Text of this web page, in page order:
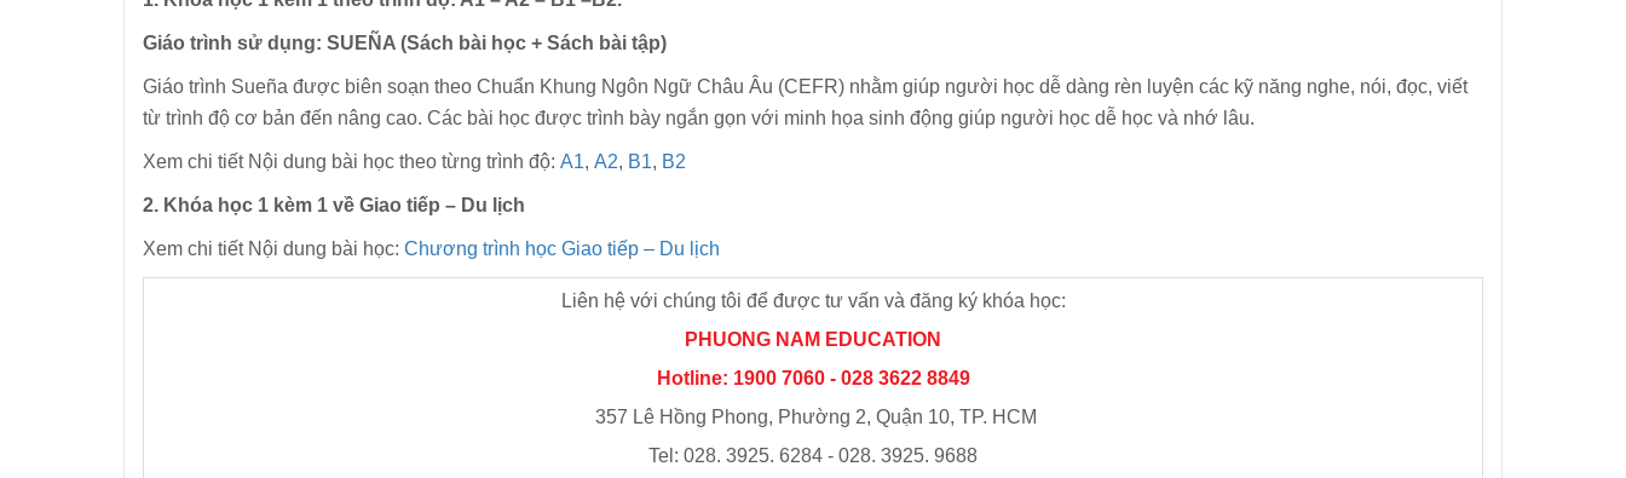
Giáo trình sử dụng: SUEÑA (Sách bài học + Sách bài tập)
Giáo trình Sueña được biên soạn theo Chuẩn Khung Ngôn Ngữ Châu Âu (CEFR) nhằm giúp người học dễ dàng rèn luyện các kỹ năng nghe, nói, đọc, viết
từ trình độ cơ bản đến nâng cao. Các bài học được trình bày ngắn gọn với minh họa sinh động giúp người học dễ học và nhớ lâu.
Xem chi tiết Nội dung bài học theo từng trình độ: A1, A2, B1, B2
2. Khóa học 1 kèm 1 về Giao tiếp – Du lịch
Xem chi tiết Nội dung bài học: Chương trình học Giao tiếp – Du lịch
Liên hệ với chúng tôi để được tư vấn và đăng ký khóa học:
PHUONG NAM EDUCATION
Hotline: 1900 7060 - 028 3622 8849
357 Lê Hồng Phong, Phường 2, Quận 10, TP. HCM
Tel: 028. 3925. 6284 - 028. 3925. 9688